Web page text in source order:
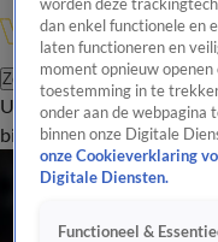
Zoeken
UitzendingenVandaag
bijwonen
worden deze
dan enkel functionele en
laten functioneren en
moment opnieuw
toestemming in te
onder aan de webpagina
binnen onze Digitale
onze Cookieverklaring
Digitale Diensten.
Functioneel &